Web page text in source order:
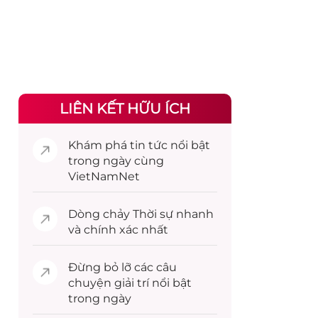
LIÊN KẾT HỮU ÍCH
Khám phá tin tức nổi bật
trong ngày cùng
VietNamNet
Dòng chảy Thời sự nhanh
và chính xác nhất
Đừng bỏ lỡ các câu
chuyện giải trínổi bật
trong ngày